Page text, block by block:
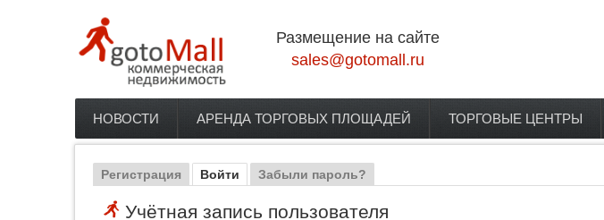
Размещение на сайте
sales@gotomall.ru
Главное меню
НОВОСТИ АРЕНДА ТОРГОВЫХ ПЛОЩАДЕЙ ТОРГОВЫЕ ЦЕНТРЫ
Главные вкладки
Регистрация Войти (активная вкладка)
Забыли пароль?
Учётная запись пользователя